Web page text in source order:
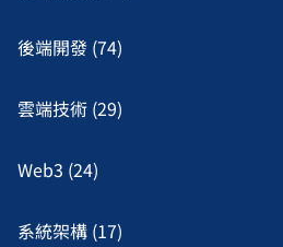
後端開發 (74)
雲端技術 (29)
Web3 (24)
系統架構 (17)